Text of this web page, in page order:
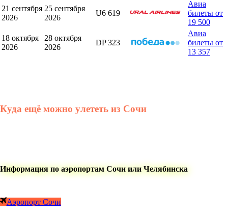
21 сентября
2026
25 сентября
2026
U6 619
Авиа
билеты от
19 500
18 октября
2026
28 октября
2026
DP 323
Авиа
билеты от
13 357
Куда ещё можно улететь из Сочи
Информация по аэропортам Сочи или Челябинска
Аэропорт Сочи